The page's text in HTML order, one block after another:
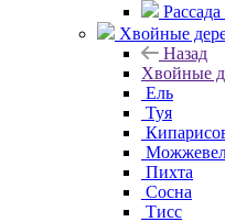
Рассада
Хвойные
Назад
Хвойные
Ель
Туя
Пихта
Сосна
Тисc